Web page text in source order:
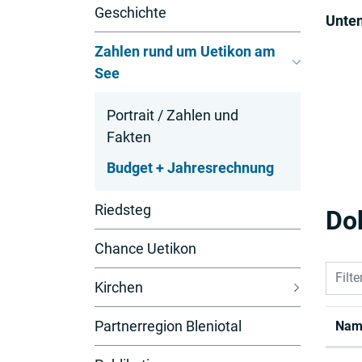
Geschichte
Zahlen rund um Uetikon am
See
Portrait / Zahlen und
Fakten
Budget + Jahresrechnung
a
s
g
e
w
ä
Riedsteg
Chance Uetikon
Kirchen
Partnerregion Bleniotal